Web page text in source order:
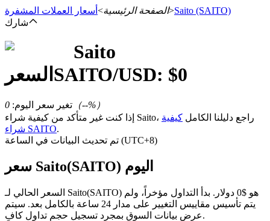
العقود الآجلة باستخدام USDT كضمان
الصفحة الرئيسية> أسعار العملات المشفرة >Saito (SAITO)
شارك
Saito
السعر SAITO/USD: $0
تغير سعر اليوم:
0 （--%）
إذا كنت غير متأكد من كيفية شراء Saito، راجع دليلنا الكامل كيفية
شراء SAITO.
تم تحديث البيانات في الساعة (UTC+8)
سعر Saito(SAITO) اليوم
السعر الحالي لـ Saito(SAITO) هو $0 دولار. بدأ التداول مؤخراً، ولم
يتم تأسيس مقاييس التغيير على مدار 24 ساعة بالكامل بعد. سيتم
عرض بيانات السوق بمجرد تسجيل حجم تداول كافٍ.